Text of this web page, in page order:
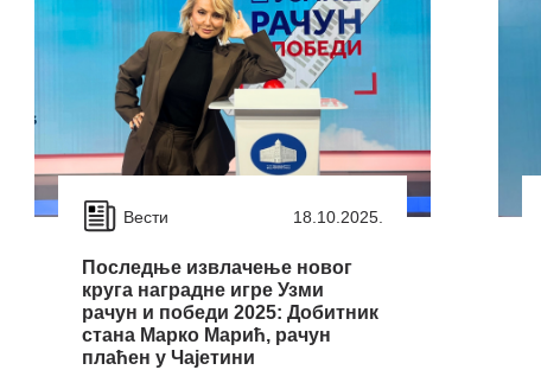
Вести 18.10.2025.
Последње извлачење новог
круга наградне игре Узми
рачун и победи 2025: Добитник
стана Марко Марић, рачун
плаћен у Чајетини